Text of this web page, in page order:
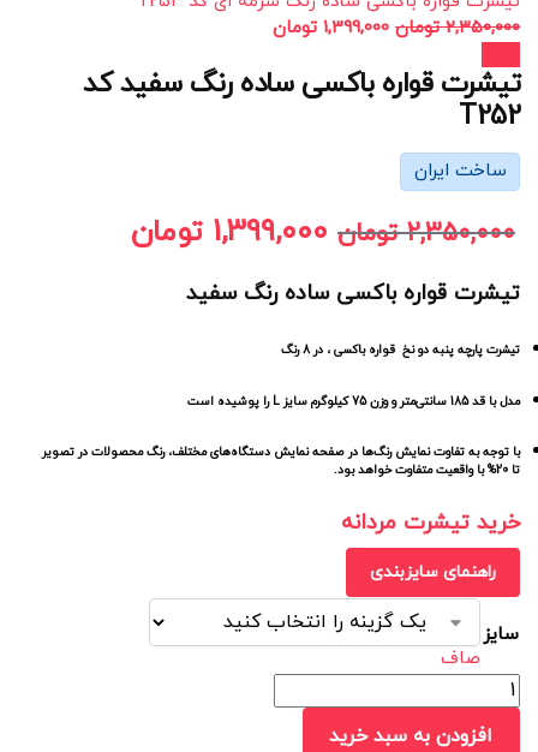
2,350,000 تومان 1,399,000 تومان
تیشرت قواره باکسی ساده رنگ سفید کد
T252
ساخت ایران
2,350,000 تومان 1,399,000 تومان
تیشرت قواره باکسی ساده رنگ سفید
تیشرت پارچه پنبه دو نخ قواره باکسی ، در 8 رنگ
مدل با قد 185 سانتی‌متر و وزن 75 کیلوگرم سایز L را پوشیده است
با توجه به تفاوت نمایش رنگ‌ها در صفحه نمایش دستگاه‌های مختلف، رنگ محصولات در تصویر
تا 20% با واقعیت متفاوت خواهد بود.
خرید تیشرت مردانه
راهنمای سایزبندی
سایز
صاف
افزودن به سبد خرید